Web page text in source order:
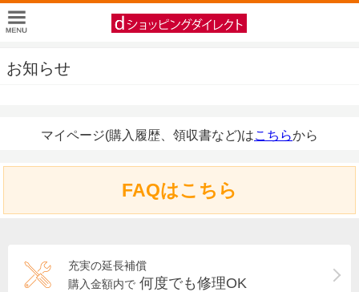
お知らせ
マイページ(購入履歴、領収書など)はこちらから
FAQはこちら
充実の延長補償
購入金額内で 何度でも修理OK